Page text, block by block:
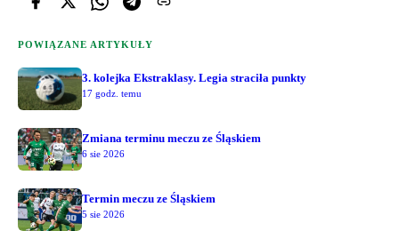
POWIĄZANE ARTYKUŁY
3. kolejka Ekstraklasy. Legia straciła punkty
17 godz. temu
Zmiana terminu meczu ze Śląskiem
6 sie 2026
Termin meczu ze Śląskiem
5 sie 2026